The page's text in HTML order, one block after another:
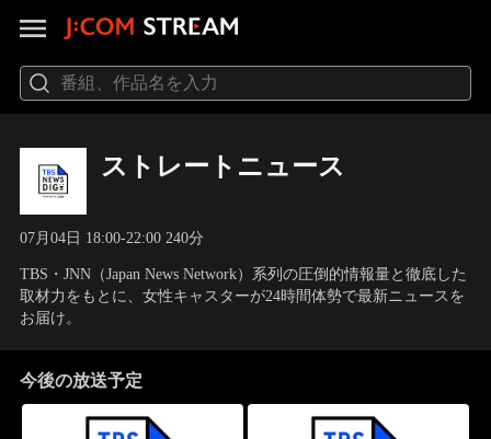
ストレートニュース
07月04日 18:00-22:00 240分
TBS・JNN（Japan News Network）系列の圧倒的情報量と徹底した
取材力をもとに、女性キャスターが24時間体勢で最新ニュースを
お届け。
今後の放送予定